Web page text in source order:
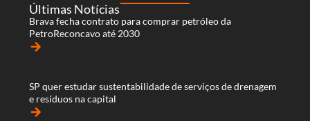
Últimas Notícias
Brava fecha contrato para comprar petróleo da
PetroReconcavo até 2030
arrow_forward
SP quer estudar sustentabilidade de serviços de drenagem
e resíduos na capital
arrow_forward